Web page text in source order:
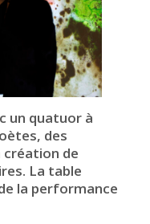
un quatuor à
des
création de
La table
la performance